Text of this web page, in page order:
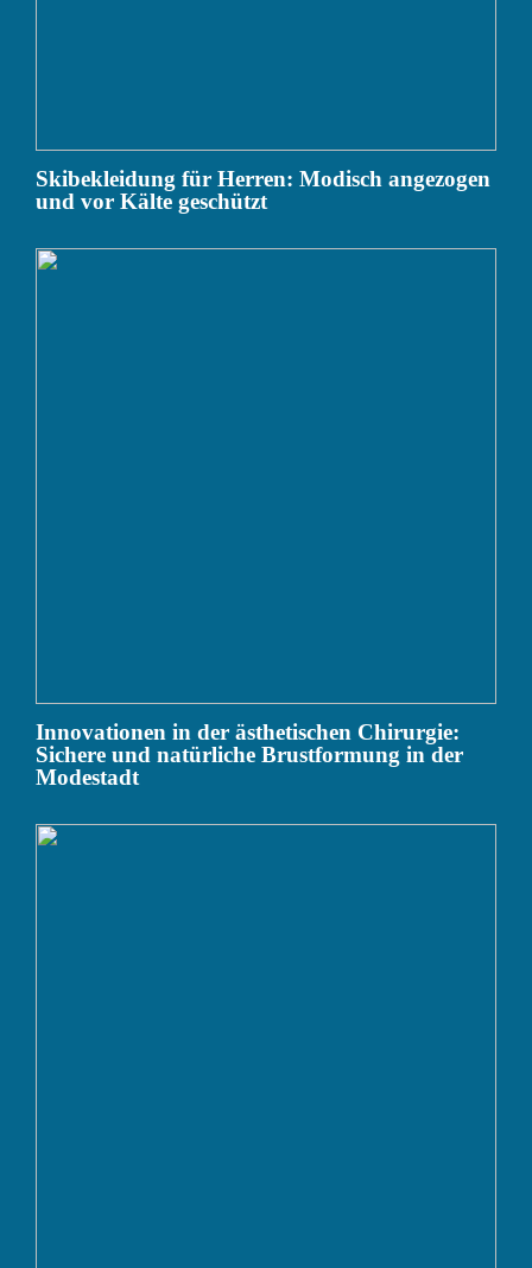
Skibekleidung für Herren: Modisch angezogen
und vor Kälte geschützt
Innovationen in der ästhetischen Chirurgie:
Sichere und natürliche Brustformung in der
Modestadt